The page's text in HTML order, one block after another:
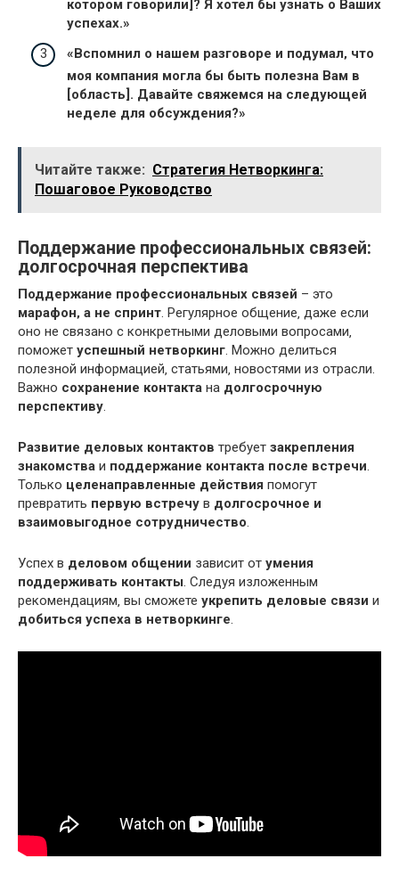
котором говорили]? Я хотел бы узнать о Ваших
успехах.»
«Вспомнил о нашем разговоре и подумал‚ что
моя компания могла бы быть полезна Вам в
[область]. Давайте свяжемся на следующей
неделе для обсуждения?»
Читайте также: Стратегия Нетворкинга:
Пошаговое Руководство
Поддержание профессиональных связей:
долгосрочная перспектива
Поддержание профессиональных связей – это
марафон‚ а не спринт . Регулярное общение‚ даже если
оно не связано с конкретными деловыми вопросами‚
поможет успешный нетворкинг . Можно делиться
полезной информацией‚ статьями‚ новостями из отрасли.
Важно сохранение контакта на долгосрочную
перспективу
Развитие деловых контактов требует закрепления
знакомства и поддержание контакта после встречи
Только целенаправленные действия помогут
превратить первую встречу в долгосрочное и
взаимовыгодное сотрудничество
Успех в деловом общении зависит от умения
поддерживать контакты . Следуя изложенным
рекомендациям‚ вы сможете укрепить деловые связи и
добиться успеха в нетворкинге